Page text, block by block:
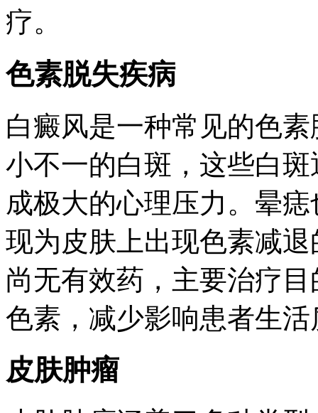
疗。
色素脱失疾病
白癜风是一种常见的色
小不一的白斑，这些白
成极大的心理压力。晕
现为皮肤上出现色素减
尚无有效药，主要治疗
色素，减少影响患者生活
皮肤肿瘤